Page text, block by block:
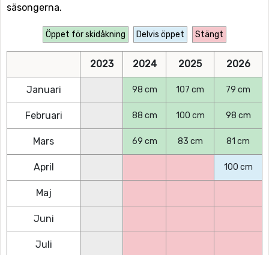
säsongerna.
Öppet för skidåkning Delvis öppet Stängt
2023 2024 2025 2026
Januari 98 cm 107 cm 79 cm
Februari 88 cm 100 cm 98 cm
Mars 69 cm 83 cm 81 cm
April 100 cm
Maj
Juni
Juli